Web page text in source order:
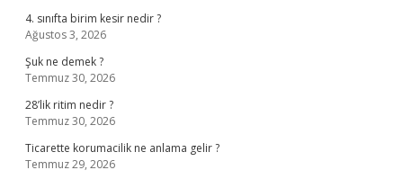
4. sınıfta birim kesir nedir ?
Ağustos 3, 2026
Şuk ne demek ?
Temmuz 30, 2026
28’lik ritim nedir ?
Temmuz 30, 2026
Ticarette korumacilik ne anlama gelir ?
Temmuz 29, 2026